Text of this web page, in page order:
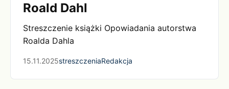
Roald Dahl
Streszczenie książki Opowiadania autorstwa
Roalda Dahla
15.11.2025streszczeniaRedakcja